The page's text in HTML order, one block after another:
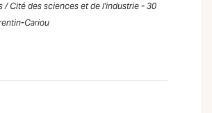
/ Cité des sciences et de l'industrie - 30
Cariou